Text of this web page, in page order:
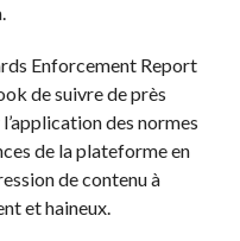
Enforcement Report
de suivre de près
des normes
de la plateforme en
de contenu à
et haineux.